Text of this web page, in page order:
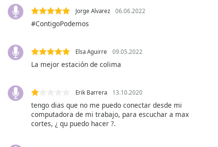
Beginning
dialog
window.
cancel
and
Jorge Alvarez 06.06.2022
#ContigoPodemos
Elsa Aguirre 09.05.2022
La mejor estación de colima
Erik Barrera 13.10.2020
tengo dias que no me puedo conectar desde mi
computadora de mi trabajo, para escuchar a max
cortes, ¿ qu puedo hacer ?.